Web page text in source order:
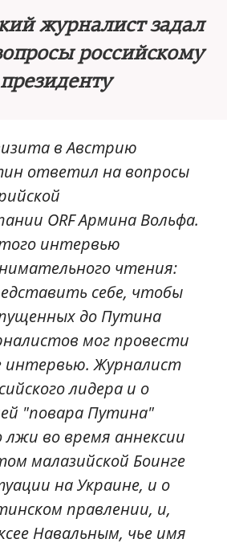
журналист задал
российскому
президенту
в Австрию
ответил на вопросы
ORF Армина Вольфа.
интервью
чтения:
себе, чтобы
до Путина
мог провести
интервью. Журналист
лидера и о
"повара Путина"
во время аннексии
малазийской Боинге
на Украине, и о
правлении, и,
Навальным, чье имя